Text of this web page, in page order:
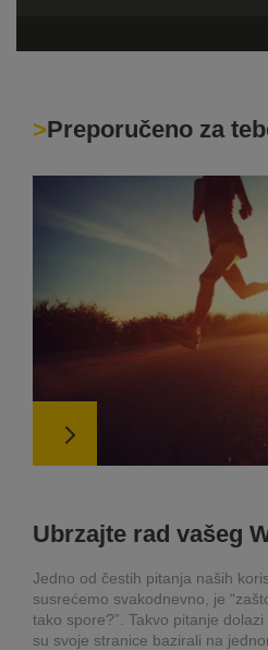
Preporučeno za
Ubrzajte rad vašeg
Jedno od čestih pitanja naših
susrećemo svakodnevno, je
tako spore?”. Takvo pitanje
su svoje stranice bazirali na